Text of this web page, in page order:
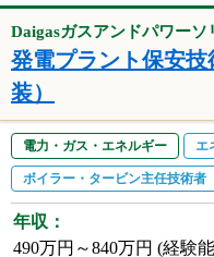
Daigasガスアンドパワー
発電プラント保安
装）
電力・ガス・エネルギー エ
ボイラー・タービン主任技術者
年収：
490万円～840万円 (経験